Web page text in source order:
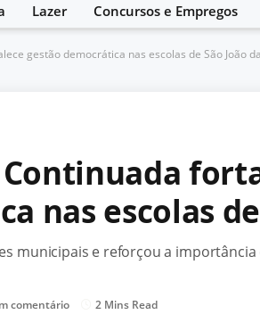
Lazer Concursos e Empregos
gestão democrática nas escolas de São João
nas escolas
municipais e reforçou a
comentário 2 Mins Read